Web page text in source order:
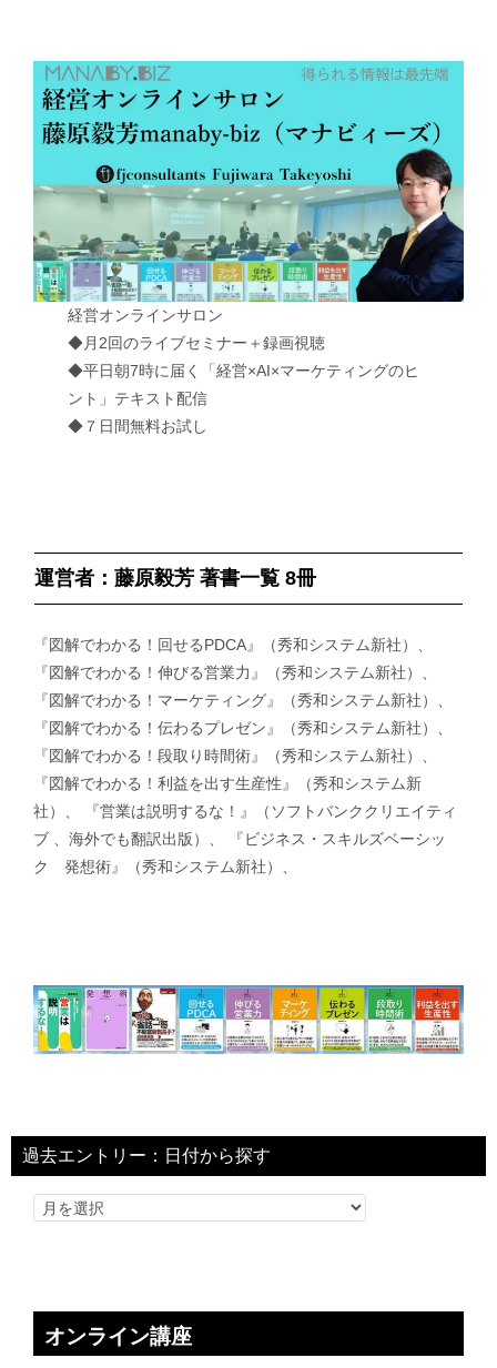
経営オンラインサロン
◆月2回のライブセミナー＋録画視聴
◆平日朝7時に届く「経営×AI×マーケティングのヒ
ント」テキスト配信
◆７日間無料お試し
運営者：藤原毅芳 著書一覧 8冊
『図解でわかる！回せるPDCA』（秀和システム新社）、
『図解でわかる！伸びる営業力』（秀和システム新社）、
『図解でわかる！マーケティング』（秀和システム新社）、
『図解でわかる！伝わるプレゼン』（秀和システム新社）、
『図解でわかる！段取り時間術』（秀和システム新社）、
『図解でわかる！利益を出す生産性』（秀和システム新
社）、 『営業は説明するな！』（ソフトバンククリエイティ
ブ 、海外でも翻訳出版）、 『ビジネス・スキルズベーシッ
ク 発想術』（秀和システム新社）、
過去エントリー：日付から探す
オンライン講座